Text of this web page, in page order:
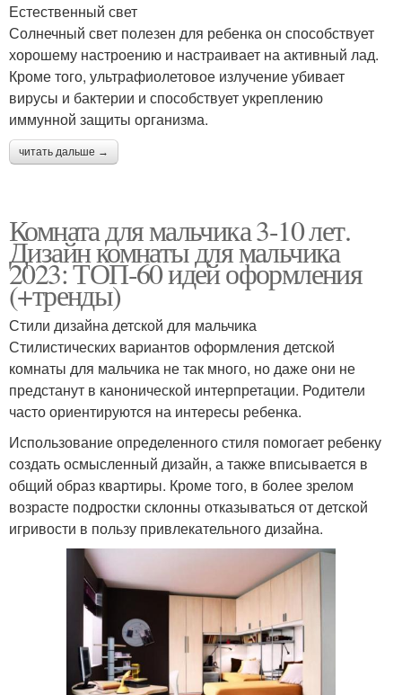
Естественный свет
Солнечный свет полезен для ребенка он способствует
хорошему настроению и настраивает на активный лад.
Кроме того, ультрафиолетовое излучение убивает
вирусы и бактерии и способствует укреплению
иммунной защиты организма.
читать дальше →
Комната для мальчика 3-10 лет.
Дизайн комнаты для мальчика
2023: ТОП-60 идей оформления
(+тренды)
Стили дизайна детской для мальчика
Стилистических вариантов оформления детской
комнаты для мальчика не так много, но даже они не
предстанут в канонической интерпретации. Родители
часто ориентируются на интересы ребенка.
Использование определенного стиля помогает ребенку
создать осмысленный дизайн, а также вписывается в
общий образ квартиры. Кроме того, в более зрелом
возрасте подростки склонны отказываться от детской
игривости в пользу привлекательного дизайна.